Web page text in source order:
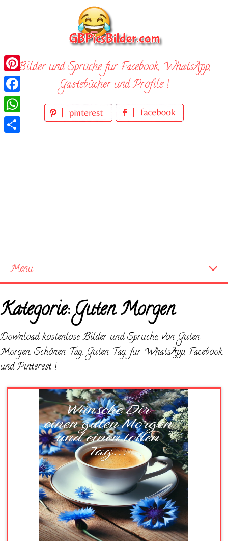
Bilder und Sprüche für Facebook, WhatsApp,
Gästebücher und Profile !
Menu
Neue Bilder
Kategorie:Guten Morgen
Download kostenlose Bilder und Sprüche, von Guten
Morgen, Schönen Tag, Guten Tag, für WhatsApp, Facebook
und Pinterest !
Pinterest
Facebook
WhatsApp